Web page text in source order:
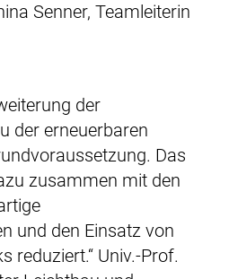
Senner, Teamleiterin
der
der erneuerbaren
Das
zusammen mit den
und den Einsatz von
reduziert.“ Univ.-Prof.